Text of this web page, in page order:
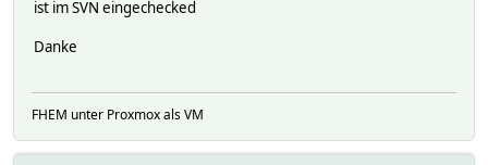
ist im SVN eingechecked
Danke
FHEM unter Proxmox als VM